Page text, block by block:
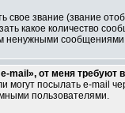
звание (звание
какое количество
сообщениями
mail», от меня требуют
могут посылать e-mail
пользователями.